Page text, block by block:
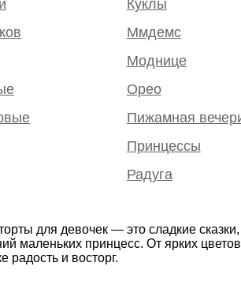
Куклы
Ммдемс
Моднице
Орео
Пижамная
Принцессы
Радуга
для девочек — это сладкие
маленьких принцесс. От ярких
радость и восторг.